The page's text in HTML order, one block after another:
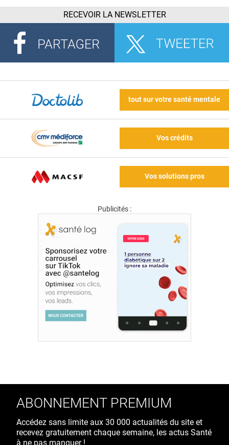
RECEVOIR LA NEWSLETTER
tout sur votre santé mentale
Vos crédits
Vos solutions pros
Publicités :
ABONNEMENT PREMIUM
Accédez sans limite aux 30 000 actualités du site et
recevez gratuitement chaque semaine, les actus Santé
à ne pas manquer !